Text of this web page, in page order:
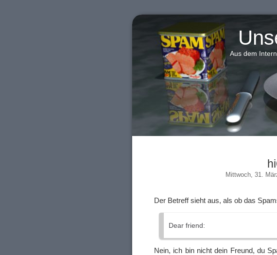
Aus dem
Mittwoch, 31.
Der Betreff sieht aus, als ob das
Dear friend:
Nein, ich bin nicht dein Freund, du